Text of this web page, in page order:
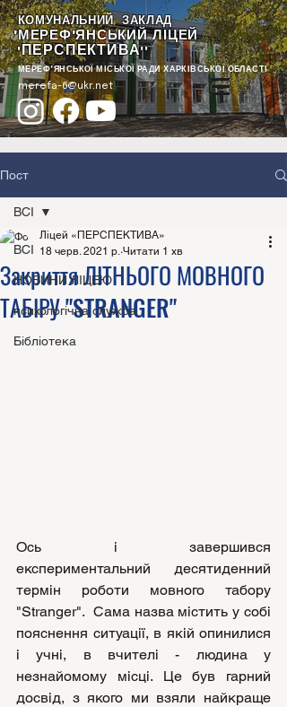
КОМУНАЛЬНИЙ ЗАКЛАД
"МЕРЕФ'ЯНСЬКИЙ ЛІЦЕЙ
"ПЕРСПЕКТИВА""
МЕРЕФ'ЯНСЬКОЇ МІСЬКОЇ РАДИ ХАРКІВСЬКОЇ ОБЛАСТІ
merefa-6@ukr.net
Пост
ВСІ
НОВИНИ ЛІЦЕЮ
психологічна служба
Бібліотека
ВСІ
Закриття ЛІТНЬОГО МОВНОГО
ТАБІРУ "STRANGER"
Ліцей «ПЕРСПЕКТИВА»
18 черв. 2021 р. Читати 1 хв
Ось і завершився
експериментальний десятиденний
термін роботи мовного табору
"Stranger".  Сама назва містить у собі
пояснення ситуації, в якій опинилися
і учні, в вчителі - людина у
незнайомому місці. Це був гарний
досвід, з якого ми взяли найкраще